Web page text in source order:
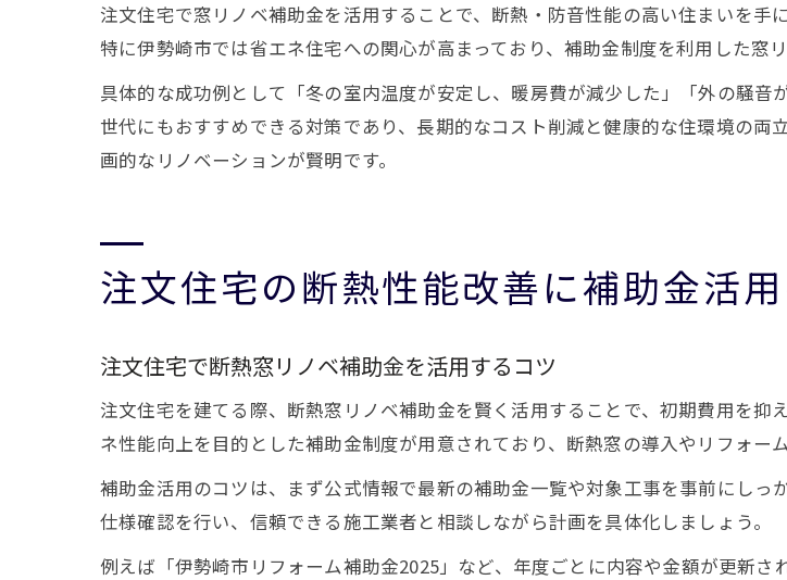
注文住宅で窓リノベ補助金を活用することで、断熱・防音性能の高い住まいを手
特に伊勢崎市では省エネ住宅への関心が高まっており、補助金制度を利用した窓
具体的な成功例として「冬の室内温度が安定し、暖房費が減少した」「外の騒
世代にもおすすめできる対策であり、長期的なコスト削減と健康的な住環境の
画的なリノベーションが賢明です。
注文住宅の断熱性能改善に補助金活
注文住宅で断熱窓リノベ補助金を活用するコツ
注文住宅を建てる際、断熱窓リノベ補助金を賢く活用することで、初期費用を
ネ性能向上を目的とした補助金制度が用意されており、断熱窓の導入やリフォー
補助金活用のコツは、まず公式情報で最新の補助金一覧や対象工事を事前にし
仕様確認を行い、信頼できる施工業者と相談しながら計画を具体化しましょう。
例えば「伊勢崎市リフォーム補助金2025」など、年度ごとに内容や金額が更新